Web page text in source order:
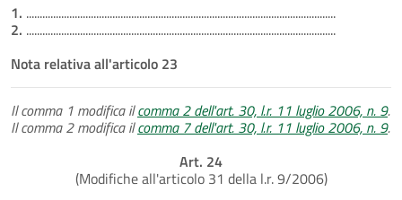
1. ...................................................................................................................
2. ...................................................................................................................
Nota relativa all'articolo 23
Il comma 1 modifica ilcomma 2 dell'art. 30, l.r. 11 luglio 2006, n. 9.
Il comma 2 modifica ilcomma 7 dell'art. 30, l.r. 11 luglio 2006, n. 9.
Art. 24
(Modifiche all'articolo 31 della l.r. 9/2006)